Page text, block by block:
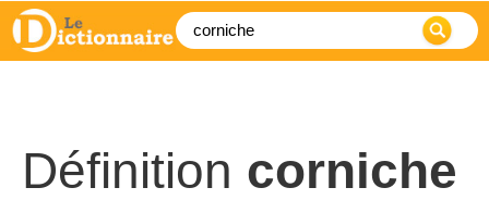
Définition corniche